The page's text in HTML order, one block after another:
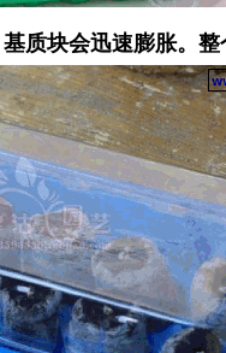
质块会迅速膨胀。整